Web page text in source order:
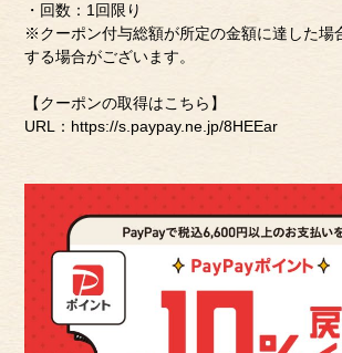
・回数：1回限り
※クーポン付与総額が所定の金額に達した場
する場合がございます。
【クーポンの取得はこちら】
URL： https://s.paypay.ne.jp/8HEEar